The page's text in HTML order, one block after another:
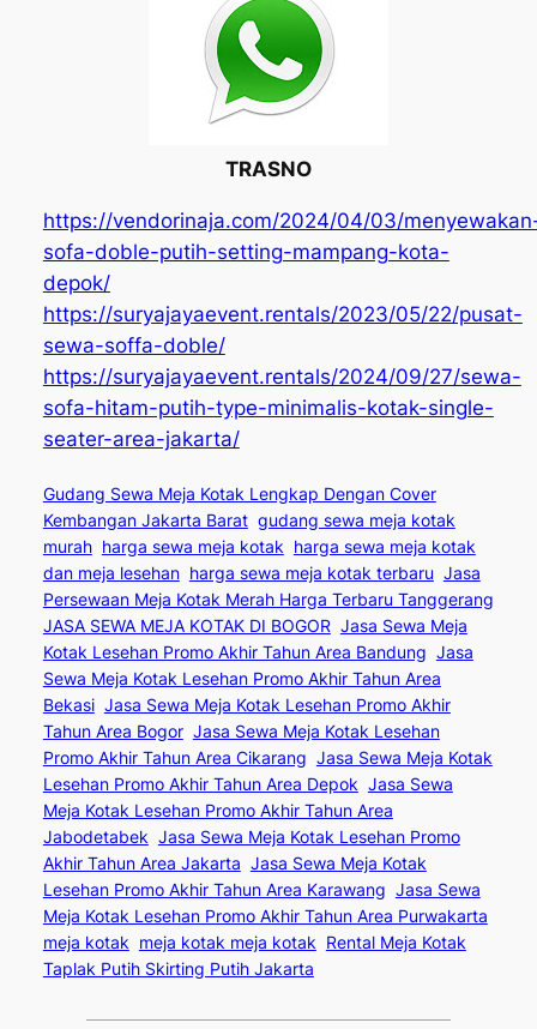
TRASNO
https://vendorinaja.com/2024/04/03/
sofa-doble-putih-setting-mampang-kota-
depok/
https://suryajayaevent.rentals/2023/05/22/pusat-
sewa-soffa-doble/
https://suryajayaevent.rentals/2024/09/27/sewa-
sofa-hitam-putih-type-minimalis-kotak-single-
seater-area-jakarta/
Gudang Sewa Meja Kotak Lengkap Dengan Cover
Kembangan Jakarta Barat gudang sewa meja kotak
murah harga sewa meja kotak harga sewa meja kotak
dan meja lesehan harga sewa meja kotak terbaru Jasa
Persewaan Meja Kotak Merah Harga Terbaru Tanggerang
JASA SEWA MEJA KOTAK DI BOGOR Jasa Sewa Meja
Kotak Lesehan Promo Akhir Tahun Area Bandung Jasa
Sewa Meja Kotak Lesehan Promo Akhir Tahun Area
Bekasi Jasa Sewa Meja Kotak Lesehan Promo Akhir
Tahun Area Bogor Jasa Sewa Meja Kotak Lesehan
Promo Akhir Tahun Area Cikarang Jasa Sewa Meja Kotak
Lesehan Promo Akhir Tahun Area Depok Jasa Sewa
Meja Kotak Lesehan Promo Akhir Tahun Area
Jabodetabek Jasa Sewa Meja Kotak Lesehan Promo
Akhir Tahun Area Jakarta Jasa Sewa Meja Kotak
Lesehan Promo Akhir Tahun Area Karawang Jasa Sewa
Meja Kotak Lesehan Promo Akhir Tahun Area Purwakarta
meja kotak meja kotak meja kotak Rental Meja Kotak
Taplak Putih Skirting Putih Jakarta